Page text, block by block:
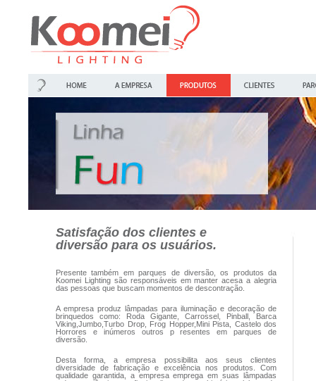
Satisfação dos clientes e
diversão para os usuários.
Presente também em parques de diversão, os produtos da
Koomei Lighting são responsáveis em manter acesa a alegria
das pessoas que buscam momentos de descontração.
A empresa produz lâmpadas para iluminação e decoração de
brinquedos como: Roda Gigante, Carrossel, Pinball, Barca
Viking,Jumbo,Turbo Drop, Frog Hopper,Mini Pista, Castelo dos
Horrores e inúmeros outros p resentes em parques de
diversão.
Desta forma, a empresa possibilita aos seus clientes
diversidade de fabricação e excelência nos produtos. Com
qualidade garantida, a empresa emprega em suas lâmpadas